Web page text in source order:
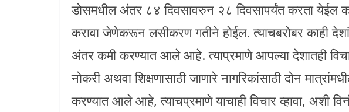
डोसमधील अंतर ८४ दिवसावरुन २८ दिवसापर्यंत करता येईल
करावा जेणेकरून लसीकरण गतीने होईल. त्याचबरोबर काही
अंतर कमी करण्यात आले आहे. त्याप्रमाणे आपल्या देशातही
नोकरी अथवा शिक्षणासाठी जाणारे नागरिकांसाठी दोन
करण्यात आले आहे, त्याचप्रमाणे याचाही विचार व्हावा, अशी